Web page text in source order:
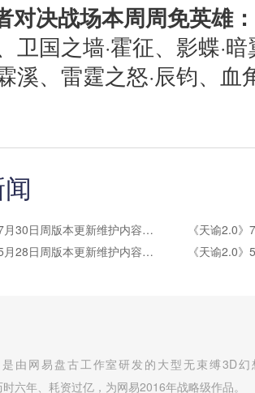
对决战场本周周免英雄：
卫国之墙·霍征、影蝶·
溪、雷霆之怒·辰钧、血
《天谕2.0》7月30日周版本更新维护内容公告
《天谕2.0》5月28日周版本更新维护内容公告
是由网易盘古工作室研发的大型无束缚3D幻
六年、耗资过亿，为网易2016年战略级作品。